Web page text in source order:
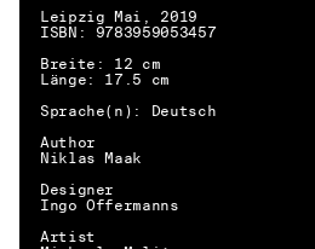
Leipzig Mai, 2019
ISBN: 9783959053457
Breite: 12 cm
Länge: 17.5 cm
Sprache(n): Deutsch
Author
Niklas Maak
Designer
Ingo Offermanns
Artist